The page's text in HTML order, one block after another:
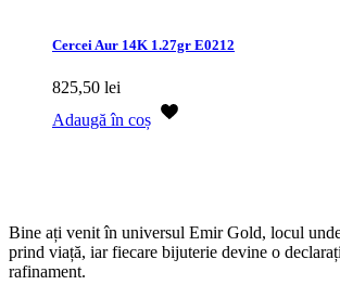
Cercei Aur 14K 1.27gr E0212
825,50 lei
Adaugă în coș
Bine ați venit în universul Emir Gold, locul
prind viață, iar fiecare bijuterie devine o
rafinament.